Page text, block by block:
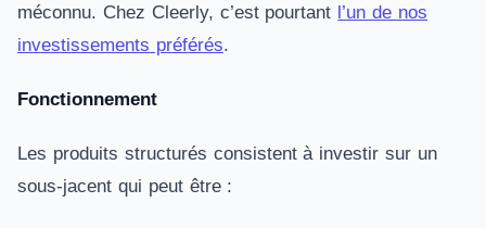
méconnu. Chez Cleerly, c’est pourtant l’un de nos
investissements préférés.
Fonctionnement
Les produits structurés consistent à investir sur un
sous-jacent qui peut être :